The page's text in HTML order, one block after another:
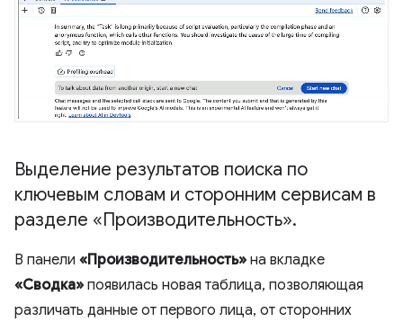
Выделение результатов поиска по
ключевым словам и сторонним сервисам в
разделе «Производительность».
В панели «Производительность» на вкладке
«Сводка» появилась новая таблица, позволяющая
различать данные от первого лица, от сторонних